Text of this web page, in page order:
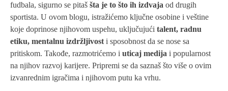
fudbala, sigurno se pitaš šta je to što ih izdvaja od drugih
sportista. U ovom blogu, istražićemo ključne osobine i veštine
koje doprinose njihovom uspehu, uključujući talent, radnu
etiku, mentalnu izdržljivost i sposobnost da se nose sa
pritiskom. Takođe, razmotrićemo i uticaj medija i popularnost
na njihov razvoj karijere. Pripremi se da saznaš što više o ovim
izvanrednim igračima i njihovom putu ka vrhu.